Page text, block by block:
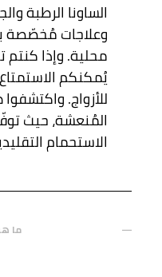
الساونا الرطبة
وعلاجات مُخصّصة
محلية. وإذا
يُمكنكم
للأزواج.
المُنعشة، حيث
الاستحمام
ما